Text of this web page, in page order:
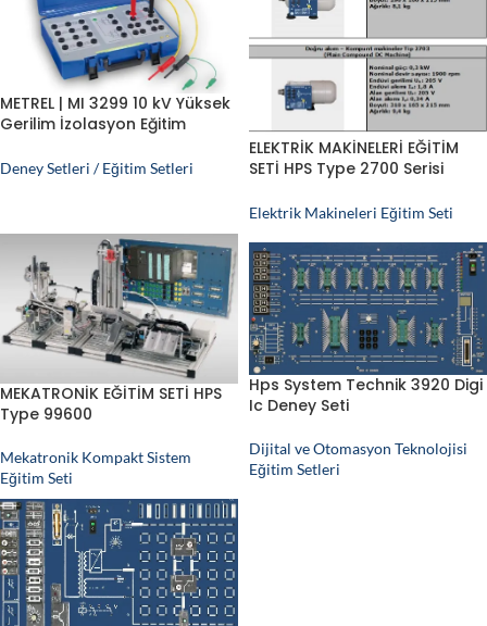
METREL | MI 3299 10 kV Yüksek
Gerilim İzolasyon Eğitim
Deney Setleri / Eğitim Setleri
ELEKTRİK MAKİNELERİ EĞİTİM
SETİ HPS Type 2700 Serisi
Elektrik Makineleri Eğitim Seti
MEKATRONİK EĞİTİM SETİ HPS
Type 99600
Mekatronik Kompakt Sistem
Eğitim Seti
Hps System Technik 3920 Digi
Ic Deney Seti
Dijital ve Otomasyon Teknolojisi
Eğitim Setleri